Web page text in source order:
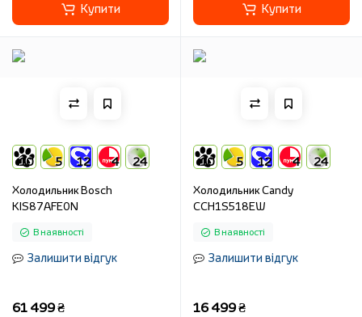
Купити Купити
10 5 12 4 24
Холодильник Bosch
KIS87AFE0N
В наявності
Залишити відгук
61 499 ₴
10 5 12 4 24
Холодильник Candy
CCH1S518EW
В наявності
Залишити відгук
16 499 ₴